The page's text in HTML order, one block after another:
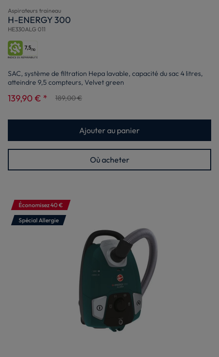
Aspirateurs traineau
H-ENERGY 300
HE330ALG 011
7,5/10
SAC, système de filtration Hepa lavable, capacité du sac 4 litres,
atteindre 9,5 compteurs, Velvet green
139,90 € * 189,00 €
Ajouter au panier
Où acheter
Économisez 40 €
Spécial Allergie